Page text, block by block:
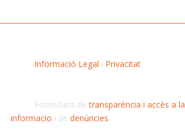
Informació Legal i Privacitat
Formularis detransparència i accès a la
informacio i de denúncies.